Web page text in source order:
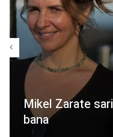
Mikel Zarate
bana